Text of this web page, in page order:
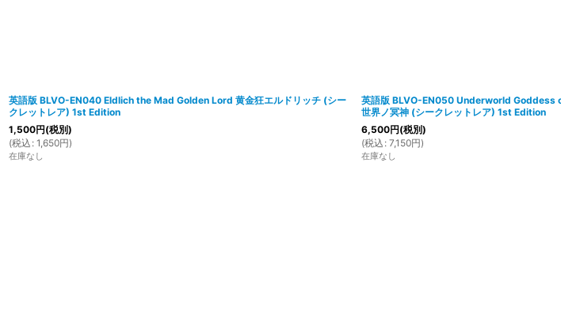
英語版 BLVO-EN040 Eldlich the Mad Golden Lord 黄金狂エルドリッチ (シー
クレットレア) 1st Edition
1,500円(税別)
(税込 : 1,650円)
在庫なし
英語版 BLVO-EN050 Underworld Goddess
世界ノ冥神 (シークレットレア) 1st Edition
6,500円(税別)
(税込 : 7,150円)
在庫なし